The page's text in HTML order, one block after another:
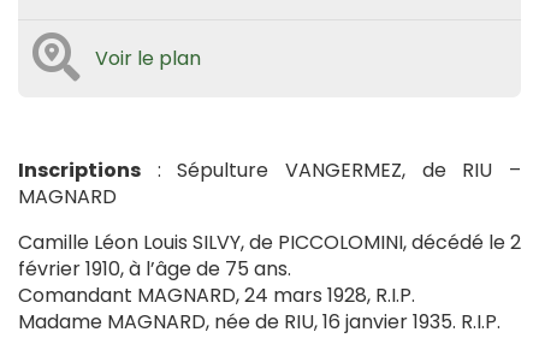
Voir le plan
Inscriptions : Sépulture VANGERMEZ, de RIU –
MAGNARD
Camille Léon Louis SILVY, de PICCOLOMINI, décédé le 2
février 1910, à l’âge de 75 ans.
Comandant MAGNARD, 24 mars 1928, R.I.P.
Madame MAGNARD, née de RIU, 16 janvier 1935. R.I.P.